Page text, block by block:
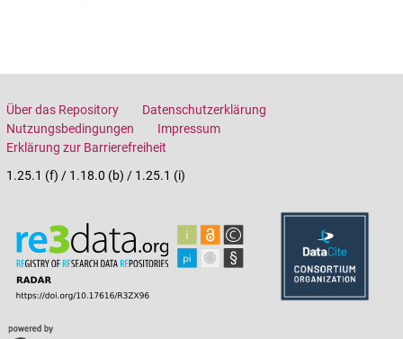
Über das Repository
Datenschutzerklärung
Nutzungsbedingungen
Impressum
Erklärung zur Barrierefreiheit
1.25.1 (f) / 1.18.0 (b) / 1.25.1 (i)